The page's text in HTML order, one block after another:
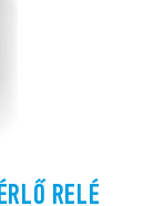
RELÉ